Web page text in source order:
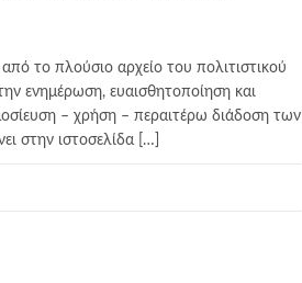
το πλούσιο αρχείο του πολιτιστικού
ενημέρωση, ευαισθητοποίηση και
– χρήση – περαιτέρω διάδοση των
στην ιστοσελίδα […]